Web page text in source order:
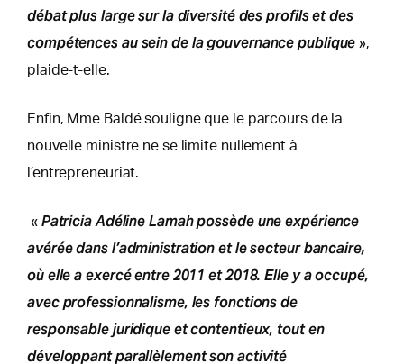
débat plus large sur la diversité des profils et des
compétences au sein de la gouvernance publique »,
plaide-t-elle.
Enfin, Mme Baldé souligne que le parcours de la
nouvelle ministre ne se limite nullement à
l’entrepreneuriat.
« Patricia Adéline Lamah possède une expérience
avérée dans l’administration et le secteur bancaire,
où elle a exercé entre 2011 et 2018. Elle y a occupé,
avec professionnalisme, les fonctions de
responsable juridique et contentieux, tout en
développant parallèlement son activité